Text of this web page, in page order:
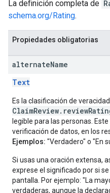
La definición completa de
schema.org/Rating.
Propiedades obligatorias
alternateName
Text
Es la clasificación de
legible para las personas.
verificación de datos, en los
Ejemplos: "Verdadero" o "En
Si usas una oración extensa,
exprese el significado por si
pantalla. Por ejemplo: "La
verdaderas, aunque la